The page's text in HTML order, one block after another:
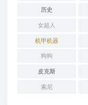
历史
女超人
机甲机器
狗狗
皮克斯
索尼